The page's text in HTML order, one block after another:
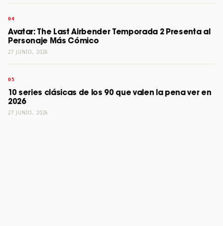
Avatar: The Last Airbender Temporada 2 Presenta al
Personaje Más Cómico
27 JUNIO, 2026
10 series clásicas de los 90 que valen la pena ver en
2026
27 JUNIO, 2026